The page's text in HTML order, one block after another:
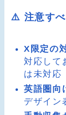
⚠️ 注意すべ
X限定の
対応して
は未対応
英語圏向
デザイン